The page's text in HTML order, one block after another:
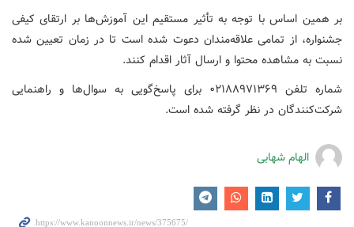
بر همین اساس با توجه به تأثیر مستقیم این آموزش‌ها بر ارتقای کیفی
جشنواره، از تمامی علاقه‌مندان دعوت شده است تا در زمان تعیین شده
نسبت به مشاهده محتوا و ارسال آثار اقدام کنند.
شماره تلفن‌ ۰۲۱۸۸۹۷۱۳۶۹ برای پاسخ‌گویی به سوال‌ها و راهنمایی
شرکت‌کنندگان در نظر گرفته شده است.
الهام شهابی